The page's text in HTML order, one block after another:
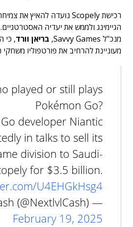
מנכ"ל Savvy Games,
בריאן וורד, כי
מעוניינת להרחיב את פורטפוליו משחקי
played or still plays
Pokémon Go?
developer Niantic
in talks to sell its
division to Saudi-
for $3.5 billion.
U4EHGkHsg4
— NextlvlCash (@NextlvlCash)
February 19, 2025